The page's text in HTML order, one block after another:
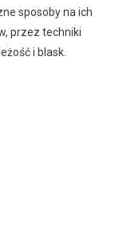
sposoby na ich
przez techniki
i blask.